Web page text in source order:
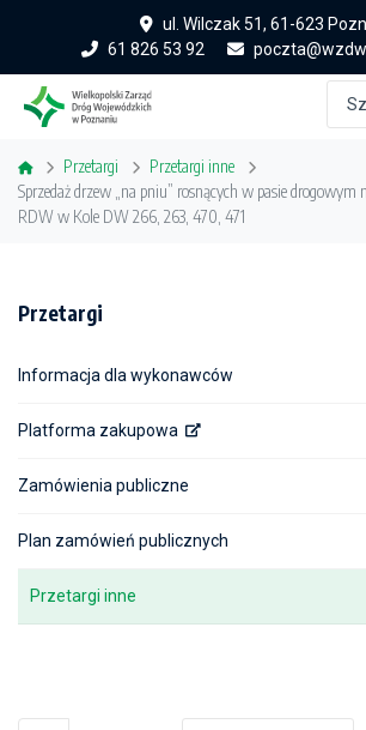
ul. Wilczak 51, 61-623
61 826 53 92
Przetargi
Przetargi inne
Sprzedaż drzew „na pniu” rosnących w pasie drogowym
RDW w Kole DW 266, 263, 470, 471
Przetargi
Informacja dla wykonawców
Platforma zakupowa
Zamówienia publiczne
Plan zamówień publicznych
Przetargi inne